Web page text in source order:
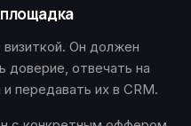
Он должен
доверие, отвечать на
передавать их в CRM.